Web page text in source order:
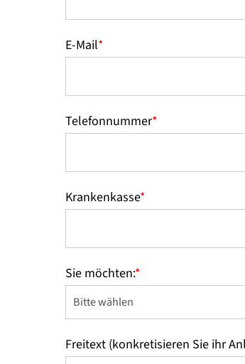
E-Mail*
Telefonnummer*
Krankenkasse*
Sie möchten:*
Freitext (konkretisieren Sie ihr